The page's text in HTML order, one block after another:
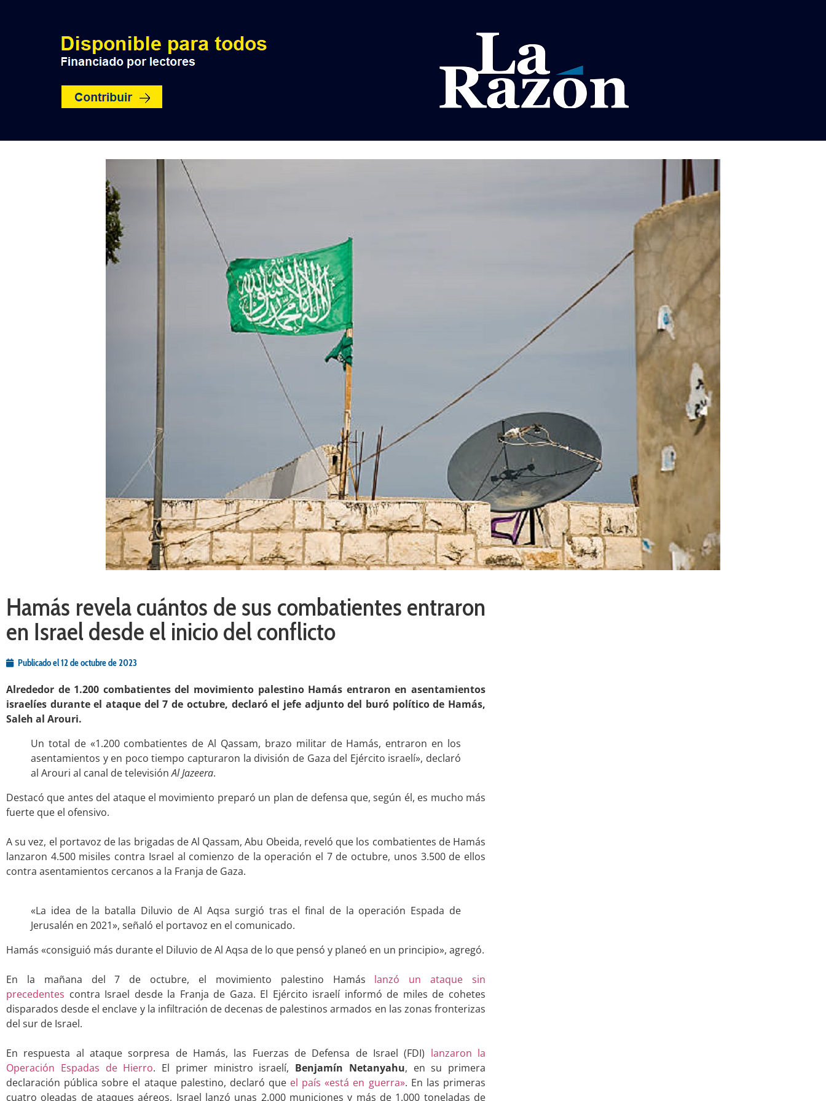
Hamás revela cuántos de sus combatientes entraron
en Israel desde el inicio del conflicto
Publicado el12 de octubre de 2023
Alrededor de 1.200 combatientes del movimiento palestino Hamás entraron en asentamientos
israelíes durante el ataque del 7 de octubre, declaró el jefe adjunto del buró político de Hamás,
Saleh al Arouri.
Un total de «1.200 combatientes de Al Qassam, brazo militar de Hamás, entraron en los
asentamientos y en poco tiempo capturaron la división de Gaza del Ejército israelí», declaró
al Arouri al canal de televisiónAl Jazeera.
Destacó que antes del ataque el movimiento preparó un plan de defensa que, según él, es mucho más
fuerte que el ofensivo.
A su vez, el portavoz de las brigadas de Al Qassam, Abu Obeida, reveló que los combatientes de Hamás
lanzaron 4.500 misiles contra Israel al comienzo de la operación el 7 de octubre, unos 3.500 de ellos
contra asentamientos cercanos a la Franja de Gaza.
«La idea de la batalla Diluvio de Al Aqsa surgió tras el final de la operación Espada de
Jerusalén en 2021», señaló el portavoz en el comunicado.
Hamás «consiguió más durante el Diluvio de Al Aqsa de lo que pensó y planeó en un principio», agregó.
En la mañana del 7 de octubre, el movimiento palestino Hamás lanzó un ataque sin
precedentes contra Israel desde la Franja de Gaza. El Ejército israelí informó de miles de cohetes
disparados desde el enclave y la infiltración de decenas de palestinos armados en las zonas fronterizas
del sur de Israel.
En respuesta al ataque sorpresa de Hamás, las Fuerzas de Defensa de Israel (FDI) lanzaron la
Operación Espadas de Hierro. El primer ministro israelí, Benjamín Netanyahu, en su primera
declaración pública sobre el ataque palestino, declaró que el país «está en guerra». En las primeras
cuatro oleadas de ataques aéreos, Israel lanzó unas 2.000 municiones y más de 1.000 toneladas de